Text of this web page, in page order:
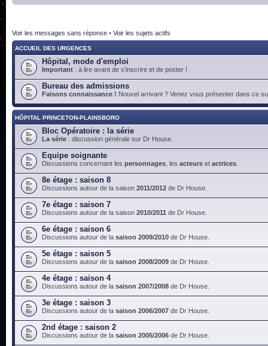
Voir les messages sans réponse • Voir les sujets actifs
ACCUEIL DES URGENCES
Hôpital, mode d'emploi
Important : à lire avant de s'inscrire et de poster !
Bureau des admissions
Faisons connaissance ! Nouvel arrivant ? Venez vous présenter dans ce
HÔPITAL PRINCETON-PLAINSBORO
Bloc Opératoire : la série
La série : discussion générale sur Dr House.
Equipe soignante
Discussions concernant les personnages , les acteurs et actrices
8e étage : saison 8
Discussions autour de la saison 2011/2012 de Dr House.
7e étage : saison 7
Discussions autour de la saison 2010/2011 de Dr House.
6e étage : saison 6
Discussions autour de la saison 2009/2010 de Dr House.
5e étage : saison 5
Discussions autour de la saison 2008/2009 de Dr House.
4e étage : saison 4
Discussions autour de la saison 2007/2008 de Dr House.
3e étage : saison 3
Discussions autour de la saison 2006/2007 de Dr House.
2nd étage : saison 2
Discussions autour de la saison 2005/2006 de Dr House.